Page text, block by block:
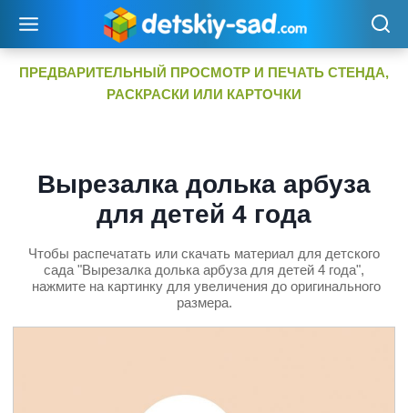
содержимому
ПРЕДВАРИТЕЛЬНЫЙ ПРОСМОТР И ПЕЧАТЬ СТЕНДА,
РАСКРАСКИ ИЛИ КАРТОЧКИ
Вырезалка долька арбуза
для детей 4 года
Чтобы распечатать или скачать материал для детского
сада "Вырезалка долька арбуза для детей 4 года",
нажмите на картинку для увеличения до оригинального
размера.